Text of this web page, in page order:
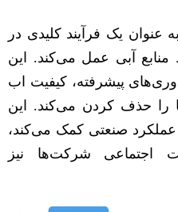
عنوان یک فرآیند کلیدی در
آبی عمل می‌کند. این
پیشرفته، کیفیت اب
را حذف کردن می‌کند. این
عملکرد صنعتی کمک می‌کند،
اجتماعی شرکت‌ها نیز